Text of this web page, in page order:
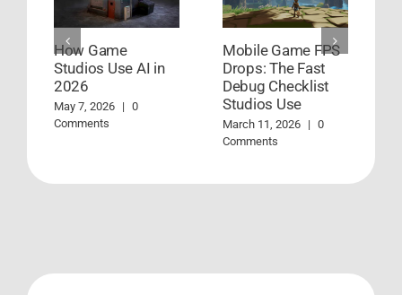
How Game
Studios Use AI in
2026
May 7, 2026 | 0
Comments
Mobile Game FPS
Drops: The Fast
Debug Checklist
Studios Use
March 11, 2026 | 0
Comments